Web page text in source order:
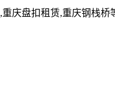
,重庆盘扣租赁,重庆钢栈桥